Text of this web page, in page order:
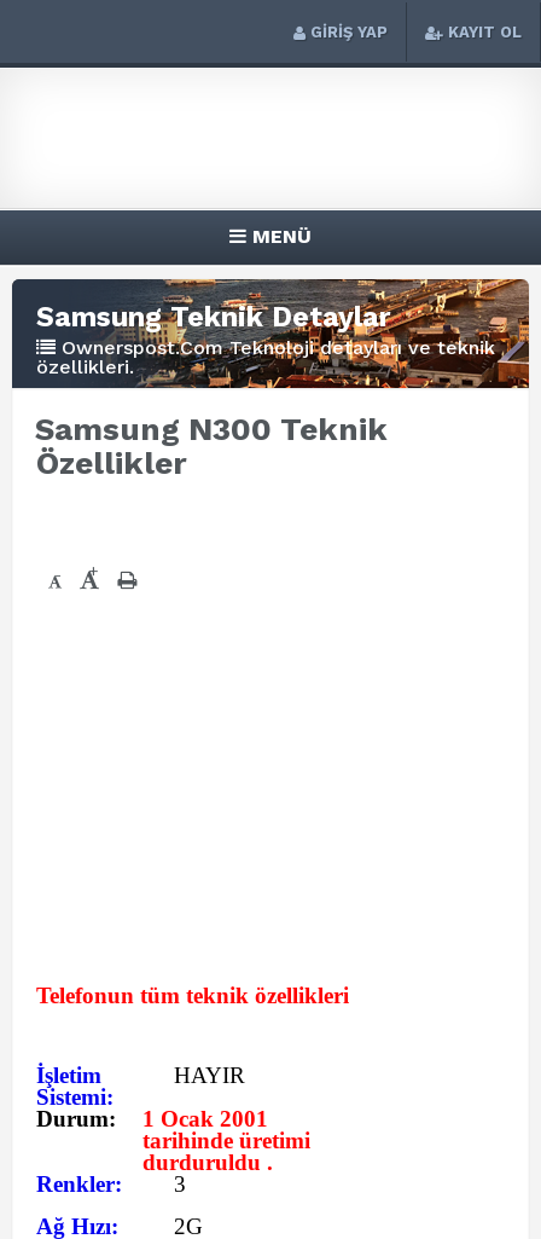
GİRİŞ YAP KAYIT OL
MENÜ
Samsung Teknik Detaylar
Ownerspost.Com Teknoloji detayları ve teknik
özellikleri.
Samsung N300 Teknik
Özellikler
- +
Telefonun tüm teknik özellikleri
İşletim
Sistemi:
HAYIR
Durum:
1 Ocak 2001
tarihinde üretimi
durduruldu .
Renkler:
3
Ağ Hızı:
2G